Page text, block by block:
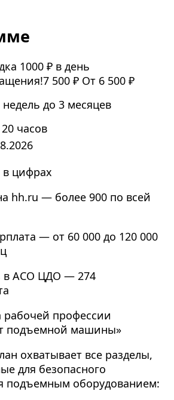
1000 ₽ в день
7 500 ₽ От 6 500 ₽
недель до 3 месяцев
часов
цифрах
hh.ru — более 900 по всей
— от 60 000 до 120 000
в АСО ЦДО — 274
профессии
подъемной машины»
охватывает все разделы,
для безопасного
подъемным оборудованием: